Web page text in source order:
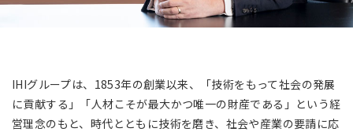
海外現地法人/合弁会社
IHIグループは、1853年の創業以来、「技術をもって社会の発展
に貢献する」「人材こそが最大かつ唯一の財産である」という経
営理念のもと、時代とともに技術を磨き、社会や産業の要請に応